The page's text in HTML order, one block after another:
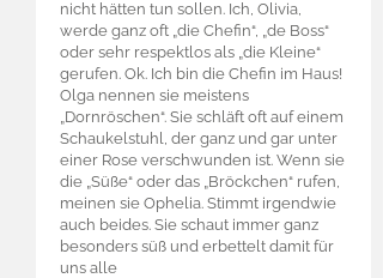
nicht hätten tun sollen. Ich, Olivia,
werde ganz oft „die Chefin“, „de Boss“
oder sehr respektlos als „die Kleine“
gerufen. Ok. Ich bin die Chefin im Haus!
Olga nennen sie meistens
„Dornröschen“. Sie schläft oft auf einem
Schaukelstuhl, der ganz und gar unter
einer Rose verschwunden ist. Wenn sie
die „Süße“ oder das „Bröckchen“ rufen,
meinen sie Ophelia. Stimmt irgendwie
auch beides. Sie schaut immer ganz
besonders süß und erbettelt damit für
uns alle